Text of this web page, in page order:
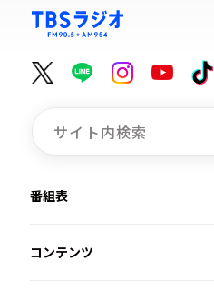
番組表
コンテンツ